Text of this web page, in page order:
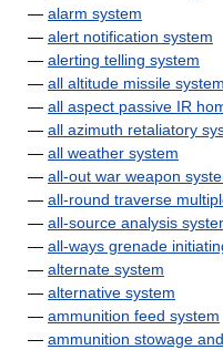
— alarm system
— alert notification system
— alerting telling system
— all altitude missile system
— all aspect passive IR
— all azimuth retaliatory
— all weather system
— all-out war weapon
— all-round traverse
— all-source analysis
— all-ways grenade
— alternate system
— alternative system
— ammunition feed system
— ammunition stowage